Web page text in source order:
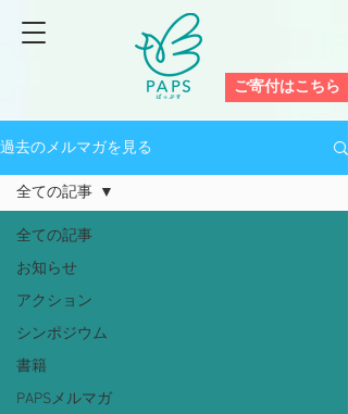
ご寄付はこちら
過去のメルマガを見る
全ての記事
お知らせ
アクション
シンポジウム
書籍
PAPSメルマガ
全ての記事